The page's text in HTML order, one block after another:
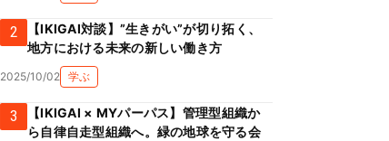
2
【IKIGAI対談】”生きがい”が切り拓く、
地方における未来の新しい働き方
2025/10/02 学ぶ
3
【IKIGAI × MYパーパス】管理型組織か
ら自律自走型組織へ。緑の地球を守る会